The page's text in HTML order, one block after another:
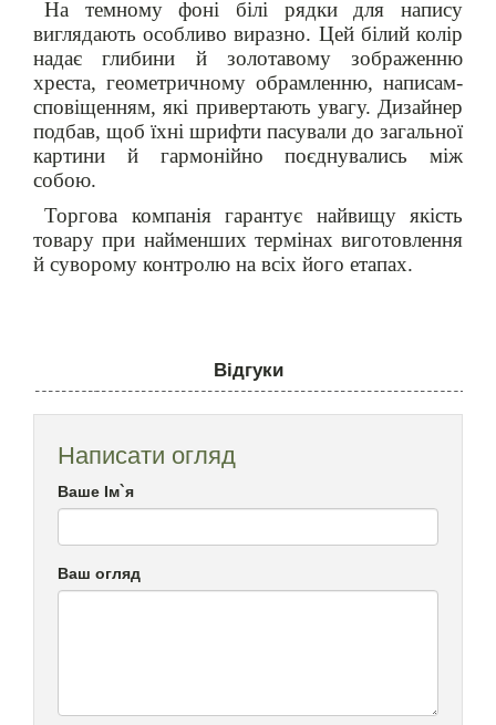
На темному фоні білі рядки для напису
виглядають особливо виразно. Цей білий колір
надає глибини й золотавому зображенню
хреста, геометричному обрамленню, написам-
сповіщенням, які привертають увагу. Дизайнер
подбав, щоб їхні шрифти пасували до загальної
картини й гармонійно поєднувались між
собою.
Торгова компанія гарантує найвищу якість
товару при найменших термінах виготовлення
й суворому контролю на всіх його етапах.
Відгуки
Написати огляд
Ваше Ім`я
Ваш огляд